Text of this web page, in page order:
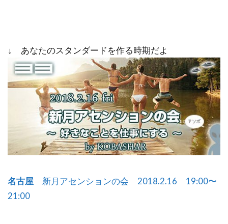
↓ あなたのスタンダードを作る時期だよ
名古屋 新月アセンションの会 2018.2.16 19:00〜
21:00